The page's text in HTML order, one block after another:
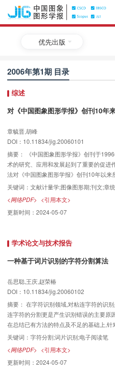
优先出版
2006年第1期 目录
综述
对《中国图象图形学报》创刊10年
章毓晋,胡峰
DOI：10.11834/jig.20060101
摘要：
《中国图象图形学报》创刊于
术的研究、应用和发展起到了重要的促进
法对《中国图象图形学报》创刊10年以
了系统的统计和分析.这项工作的结果不仅
来的发展情况,并揭示了我国图像图形科
图像图形学科核心期刊的合理性,又为该
据.
关键词： 文献计量学;图像图形期;刊文;章
<网络PDF> <引用本文>
更新时间： 2024-05-07
学术论文与技术报告
一种基于词片识别的字符分割算法
岳思聪,王庆,赵荣椿
DOI：10.11834/jig.20060102
摘要： 在字符识别领域,对粘连字符的识
连字符的分割更是产生识别错误的主要原
在总结已有方法的特点及不足的基础上,
性要求,提出并实现了一种面向电子阅读笔
法由于通过对字母组合的识别,降低了传
分的要求,而且以中心生长法和改进的峰
实用,因而其在减少因粘连字符切分错误引
复杂度,而且适合在阅读笔等嵌入式设备
关键词： 字符分割;词片识别;电子阅读笔
<网络PDF> <引用本文>
更新时间： 2024-05-07